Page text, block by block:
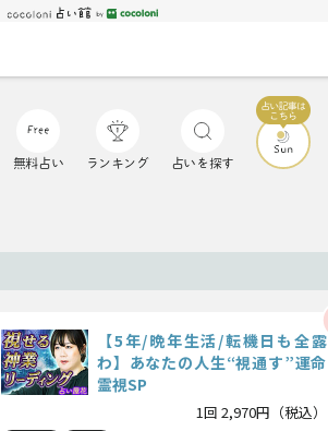
無料占い ランキング 占いを探す
【5年/晩年生活/転機日も全露
わ】あなたの人生“視通す”運命
霊視SP
1回 2,970円（税込）